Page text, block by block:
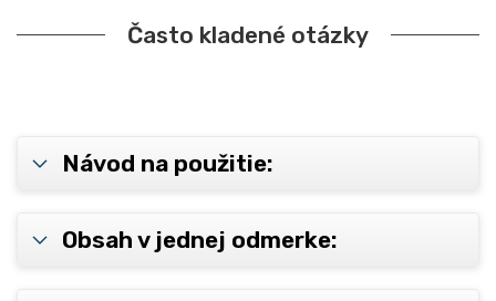
Často kladené otázky
Návod na použitie:
Obsah v jednej odmerke: